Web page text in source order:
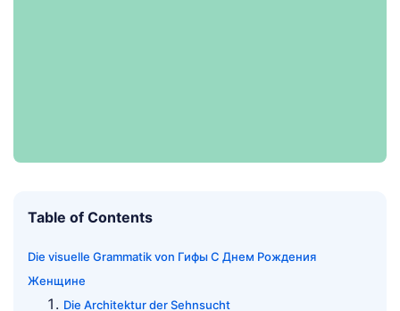
Table of Contents
Die visuelle Grammatik von Гифы С Днем Рождения
Женщине
Die Architektur der Sehnsucht